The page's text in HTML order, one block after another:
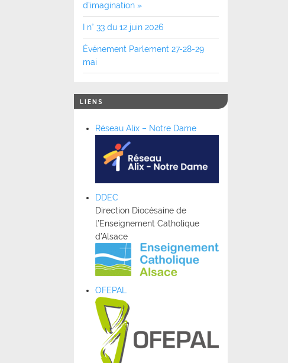
d’imagination »
I n° 33 du 12 juin 2026
Événement Parlement 27-28-29
mai
LIENS
Réseau Alix – Notre Dame
DDEC
Direction Diocésaine de
l’Enseignement Catholique
d’Alsace
OFEPAL